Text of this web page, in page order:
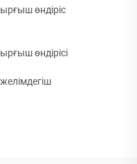
өндіріс
өндірісі